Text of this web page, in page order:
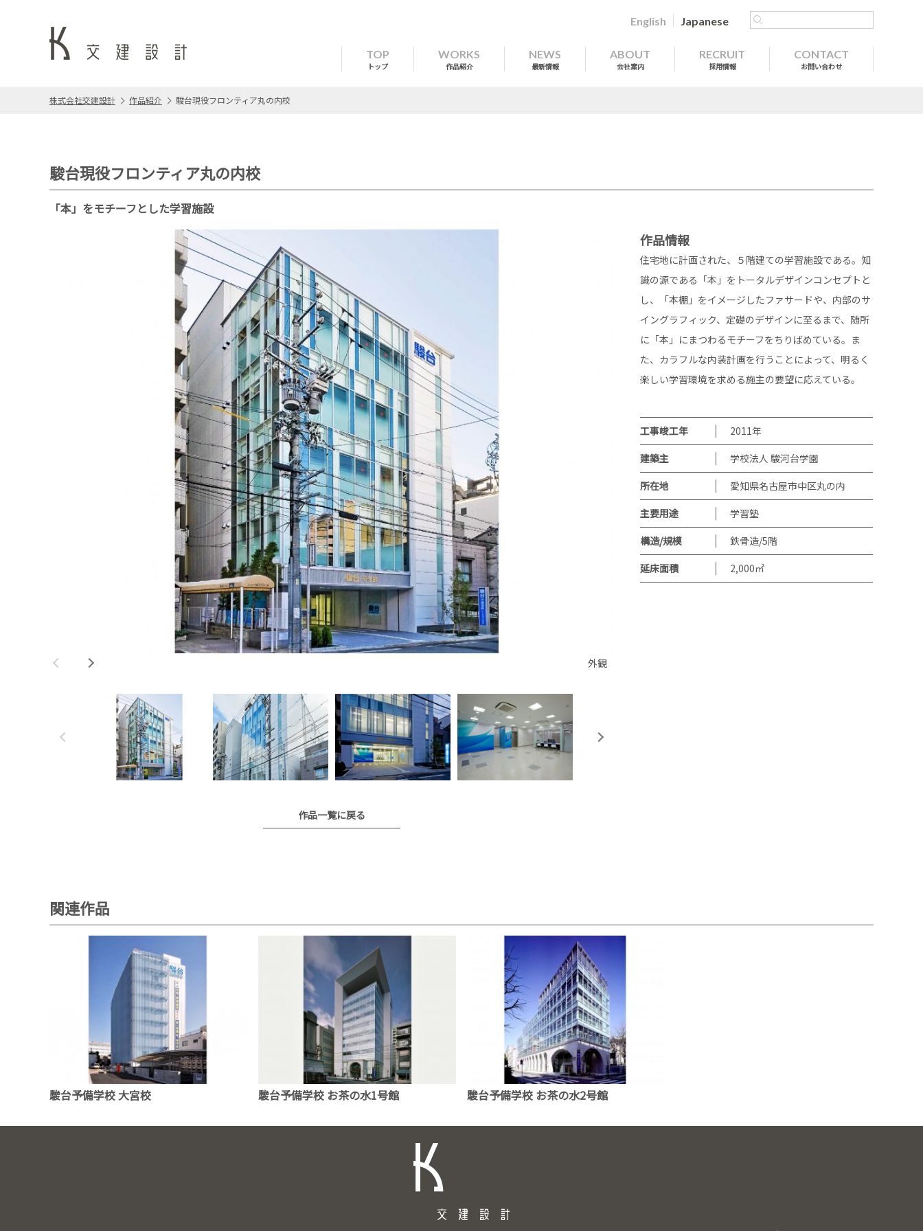
English Japanese
TOP
トップ
WORKS
作品紹介
NEWS
最新情報
ABOUT
会社案内
RECRUIT
採用情報
CONTACT
お問い合わせ
株式会社交建設計 作品紹介 駿台現役フロンティア丸の内校
駿台現役フロンティア丸の内校
「本」をモチーフとした学習施設
外観
作品一覧に戻る
作品情報
住宅地に計画された、５階建ての学習施設である。知
識の源である「本」をトータルデザインコンセプトと
し、「本棚」をイメージしたファサードや、内部のサ
イングラフィック、定礎のデザインに至るまで、随所
に「本」にまつわるモチーフをちりばめている。ま
た、カラフルな内装計画を行うことによって、明るく
楽しい学習環境を求める施主の要望に応えている。
工事竣工年 2011年
建築主
学校法人 駿河台学園
所在地
愛知県名古屋市中区丸の内
主要用途
学習塾
構造/規模
鉄骨造/5階
延床面積
2,000㎡
関連作品
駿台予備学校 大宮校 駿台予備学校 お茶の水1号館 駿台予備学校 お茶の水2号館